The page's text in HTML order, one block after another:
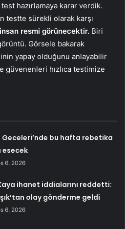
hazırlamaya karar verdik.
testte sürekli olarak karşı
resmi görünecektir. Biri
Görsele bakarak
yapay olduğunu anlayabilir
güvenenleri hızlıca testimize
Geceleri’nde bu hafta rebetika
esecek
6, 2026
ihanet iddialarını reddetti:
olay gönderme geldi
6, 2026